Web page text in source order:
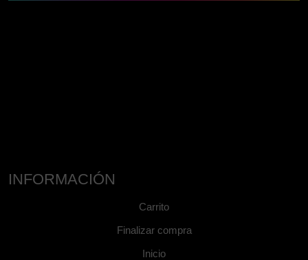
INFORMACIÓN
Carrito
Finalizar compra
Inicio